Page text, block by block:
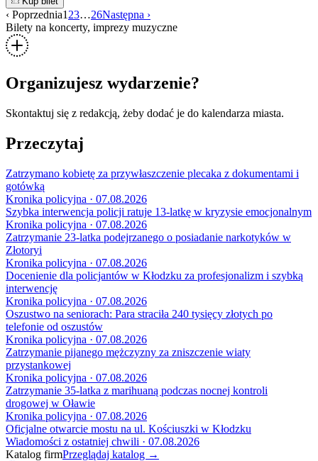
‹ Poprzednia1 23…26Następna ›
Bilety na koncerty, imprezy muzyczne
Organizujesz wydarzenie?
Skontaktuj się z redakcją, żeby dodać je do kalendarza miasta.
Przeczytaj
Zatrzymano kobietę za przywłaszczenie plecaka z dokumentami i
gotówką
Kronika policyjna · 07.08.2026
Szybka interwencja policji ratuje 13-latkę w kryzysie emocjonalnym
Kronika policyjna · 07.08.2026
Zatrzymanie 23-latka podejrzanego o posiadanie narkotyków w
Złotoryi
Kronika policyjna · 07.08.2026
Docenienie dla policjantów w Kłodzku za profesjonalizm i szybką
interwencję
Kronika policyjna · 07.08.2026
Oszustwo na seniorach: Para straciła 240 tysięcy złotych po
telefonie od oszustów
Kronika policyjna · 07.08.2026
Zatrzymanie pijanego mężczyzny za zniszczenie wiaty
przystankowej
Kronika policyjna · 07.08.2026
Zatrzymanie 35-latka z marihuaną podczas nocnej kontroli
drogowej w Oławie
Kronika policyjna · 07.08.2026
Oficjalne otwarcie mostu na ul. Kościuszki w Kłodzku
Wiadomości z ostatniej chwili · 07.08.2026
Katalog firmPrzeglądaj katalog →